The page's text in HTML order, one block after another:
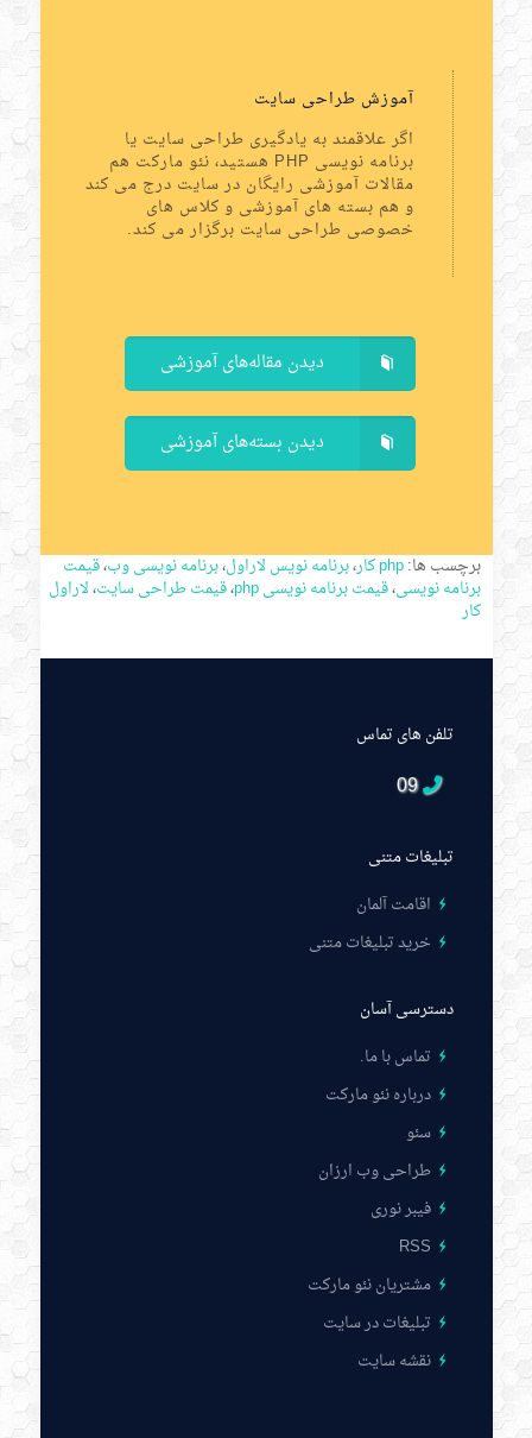
آموزش طراحی سایت
اگر علاقمند به یادگیری طراحی سایت یا
برنامه نویسی PHP هستید، نئو مارکت هم
مقالات آموزشی رایگان در سایت درج می کند
و هم بسته های آموزشی و کلاس های
خصوصی طراحی سایت برگزار می کند.
دیدن مقاله‌های آموزشی
دیدن بسته‌های آموزشی
برچسب ها:php کار ،برنامه نویس لاراول،برنامه نویسی وب،قیمت
برنامه نویسی،قیمت برنامه نویسی php ،قیمت طراحی سایت،لاراول
کار
تلفن های تماس
09
تبلیغات متنی
اقامت آلمان
خرید تبلیغات متنی
دسترسی آسان
تماس با ما.
درباره نئو مارکت
سئو
طراحی وب ارزان
فیبر نوری
RSS
مشتریان نئو مارکت
تبلیغات در سایت
نقشه سایت